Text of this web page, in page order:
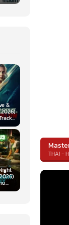
THAI -
&
ย...